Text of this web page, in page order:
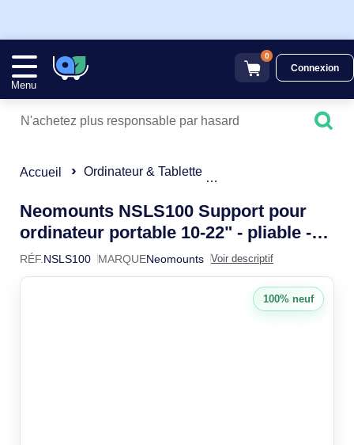
Menu
0
Connexion
Accueil Ordinateur & Tablette
Neomounts NSLS100 Support pour
ordinateur portable 10-22" - pliable -
compact - universelNSLS100
RÉF. NSLS100 MARQUENeomounts Voir descriptif
100% neuf